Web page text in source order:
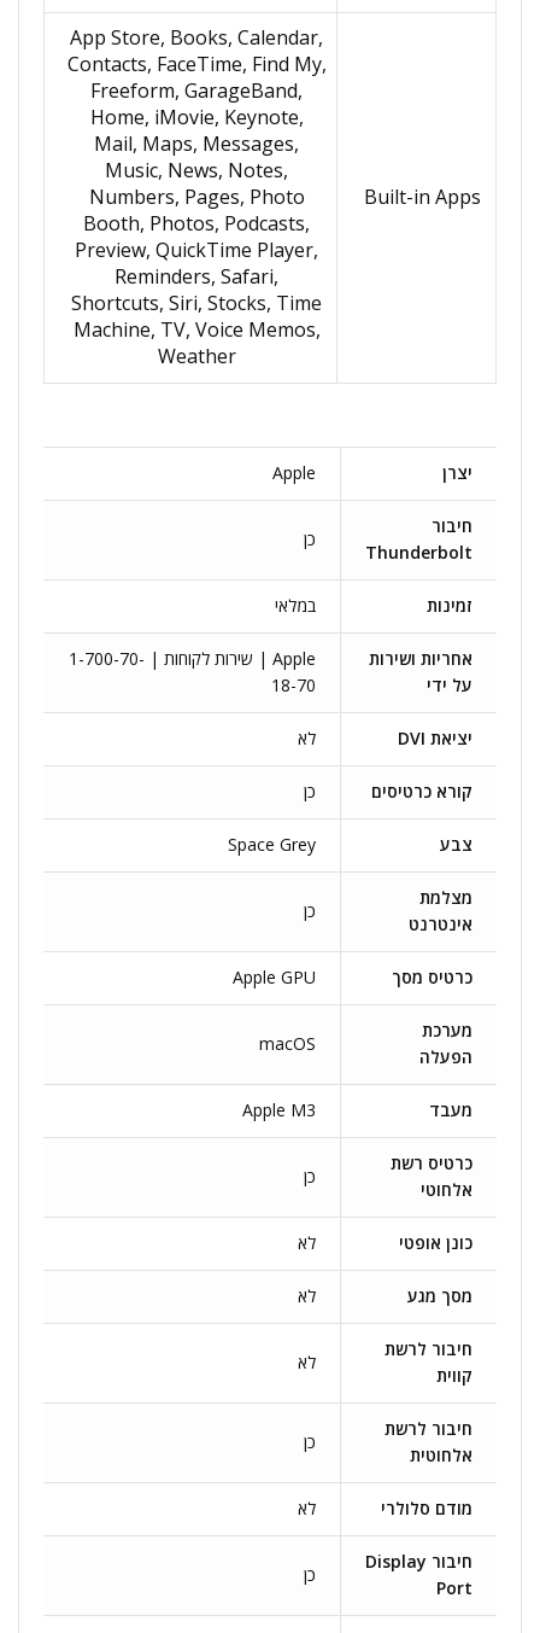
Built-in Apps
App Store, Books, Calendar,
Contacts, FaceTime, Find My,
Freeform, GarageBand,
Home, iMovie, Keynote,
Mail, Maps, Messages,
Music, News, Notes,
Numbers, Pages, Photo
Booth, Photos, Podcasts,
Preview, QuickTime Player,
Reminders, Safari,
Shortcuts, Siri, Stocks, Time
Machine, TV, Voice Memos,
Weather
יצרן Apple
חיבור
Thunderbolt
כן
זמינות במלאי
אחריות ושירות
על ידי
Apple | שירות לקוחות | 1-700-70-
18-70
יציאת DVI לא
קורא כרטיסים כן
צבע Space Grey
מצלמת
אינטרנט
כן
כרטיס מסך Apple GPU
מערכת
הפעלה
macOS
מעבד Apple M3
כרטיס רשת
אלחוטי
כן
כונן אופטי לא
מסך מגע לא
חיבור לרשת
קווית
לא
חיבור לרשת
אלחוטית
כן
מודם סלולרי לא
חיבור Display
Port
כן